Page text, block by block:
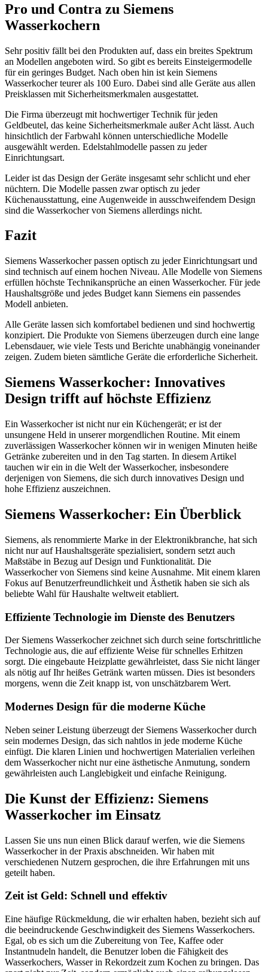
Pro und Contra zu Siemens
Wasserkochern
Sehr positiv fällt bei den Produkten auf, dass ein breites Spektrum
an Modellen angeboten wird. So gibt es bereits Einsteigermodelle
für ein geringes Budget. Nach oben hin ist kein Siemens
Wasserkocher teurer als 100 Euro. Dabei sind alle Geräte aus allen
Preisklassen mit Sicherheitsmerkmalen ausgestattet.
Die Firma überzeugt mit hochwertiger Technik für jeden
Geldbeutel, das keine Sicherheitsmerkmale außer Acht lässt. Auch
hinsichtlich der Farbwahl können unterschiedliche Modelle
ausgewählt werden. Edelstahlmodelle passen zu jeder
Einrichtungsart.
Leider ist das Design der Geräte insgesamt sehr schlicht und eher
nüchtern. Die Modelle passen zwar optisch zu jeder
Küchenausstattung, eine Augenweide in ausschweifendem Design
sind die Wasserkocher von Siemens allerdings nicht.
Fazit
Siemens Wasserkocher passen optisch zu jeder Einrichtungsart und
sind technisch auf einem hochen Niveau. Alle Modelle von Siemens
erfüllen höchste Technikansprüche an einen Wasserkocher. Für jede
Haushaltsgröße und jedes Budget kann Siemens ein passendes
Modell anbieten.
Alle Geräte lassen sich komfortabel bedienen und sind hochwertig
konzipiert. Die Produkte von Siemens überzeugen durch eine lange
Lebensdauer, wie viele Tests und Berichte unabhängig voneinander
zeigen. Zudem bieten sämtliche Geräte die erforderliche Sicherheit.
Siemens Wasserkocher: Innovatives
Design trifft auf höchste Effizienz
Ein Wasserkocher ist nicht nur ein Küchengerät; er ist der
unsungene Held in unserer morgendlichen Routine. Mit einem
zuverlässigen Wasserkocher können wir in wenigen Minuten heiße
Getränke zubereiten und in den Tag starten. In diesem Artikel
tauchen wir ein in die Welt der Wasserkocher, insbesondere
derjenigen von Siemens, die sich durch innovatives Design und
hohe Effizienz auszeichnen.
Siemens Wasserkocher: Ein Überblick
Siemens, als renommierte Marke in der Elektronikbranche, hat sich
nicht nur auf Haushaltsgeräte spezialisiert, sondern setzt auch
Maßstäbe in Bezug auf Design und Funktionalität. Die
Wasserkocher von Siemens sind keine Ausnahme. Mit einem klaren
Fokus auf Benutzerfreundlichkeit und Ästhetik haben sie sich als
beliebte Wahl für Haushalte weltweit etabliert.
Effiziente Technologie im Dienste des Benutzers
Der Siemens Wasserkocher zeichnet sich durch seine fortschrittliche
Technologie aus, die auf effiziente Weise für schnelles Erhitzen
sorgt. Die eingebaute Heizplatte gewährleistet, dass Sie nicht länger
als nötig auf Ihr heißes Getränk warten müssen. Dies ist besonders
morgens, wenn die Zeit knapp ist, von unschätzbarem Wert.
Modernes Design für die moderne Küche
Neben seiner Leistung überzeugt der Siemens Wasserkocher durch
sein modernes Design, das sich nahtlos in jede moderne Küche
einfügt. Die klaren Linien und hochwertigen Materialien verleihen
dem Wasserkocher nicht nur eine ästhetische Anmutung, sondern
gewährleisten auch Langlebigkeit und einfache Reinigung.
Die Kunst der Effizienz: Siemens
Wasserkocher im Einsatz
Lassen Sie uns nun einen Blick darauf werfen, wie die Siemens
Wasserkocher in der Praxis abschneiden. Wir haben mit
verschiedenen Nutzern gesprochen, die ihre Erfahrungen mit uns
geteilt haben.
Zeit ist Geld: Schnell und effektiv
Eine häufige Rückmeldung, die wir erhalten haben, bezieht sich auf
die beeindruckende Geschwindigkeit des Siemens Wasserkochers.
Egal, ob es sich um die Zubereitung von Tee, Kaffee oder
Instantnudeln handelt, die Benutzer loben die Fähigkeit des
Wasserkochers, Wasser in Rekordzeit zum Kochen zu bringen. Das